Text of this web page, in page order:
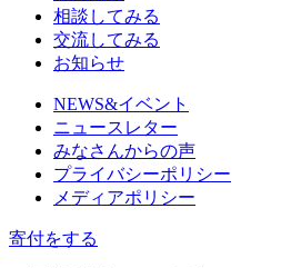
相談してみる
交流してみる
お知らせ
NEWS&イベント
ニュースレター
みなさんからの声
プライバシーポリシー
メディアポリシー
寄付をする